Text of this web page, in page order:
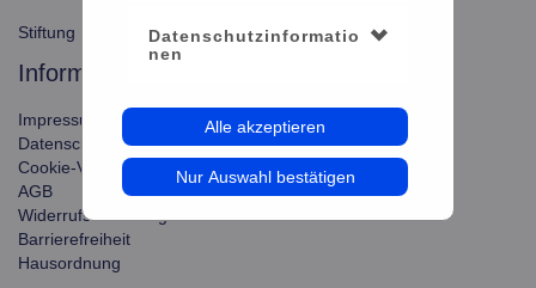
Datenschutzinformatio
nen
Alle akzeptieren
Nur Auswahl bestätigen
Stiftung Planetarium Berlin Konto verwalten
information
Impressum
Datenschutz
Cookie-Verwendung
AGB
Widerrufsbelehrung
Barrierefreiheit
Hausordnung